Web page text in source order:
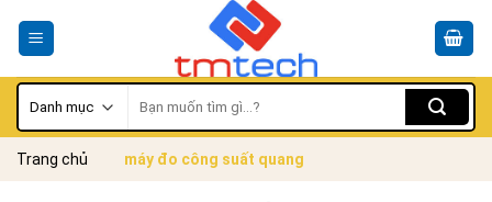
kiếm:
Trang chủ máy đo công suất quang